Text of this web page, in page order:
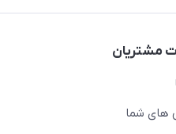
مشتریان
های شما